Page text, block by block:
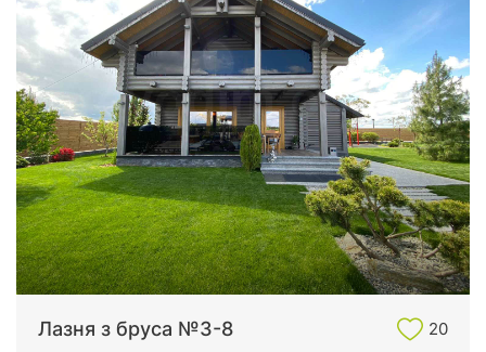
Лазня з бруса №3-8
20